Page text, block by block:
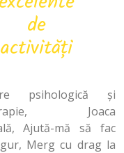
de
activități
psihologică și
Joaca
Ajută-mă să fac
Merg cu drag la